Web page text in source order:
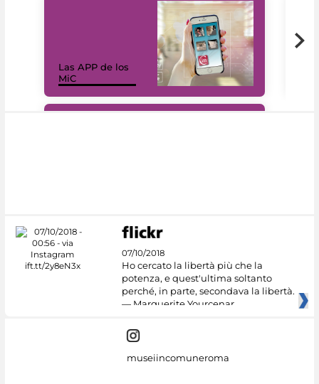
Las APP de los
MiC
07/10/2018
Ho cercato la libertà più che la
potenza, e quest'ultima soltanto
perché, in parte, secondava la libertà.
— Marguerite Yourcenar
museiincomuneroma